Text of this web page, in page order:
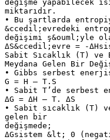
değişme yapabilecek
miktarıdır.
• Bu şartlarda
&ccedil;evredeki
değişimi ş&ouml;yle
ΔS&ccedil;evre = -
Sabit Sıcaklık (T) ve
Meydana Gelen Bir
• Gibbs serbest
G = H – T.S
• Sabit T’de serbest
ΔG = ΔH – T. ΔS
• Sabit sıcaklık (T)
gelen bir
değişmede;
ΔGsistem &lt; 0